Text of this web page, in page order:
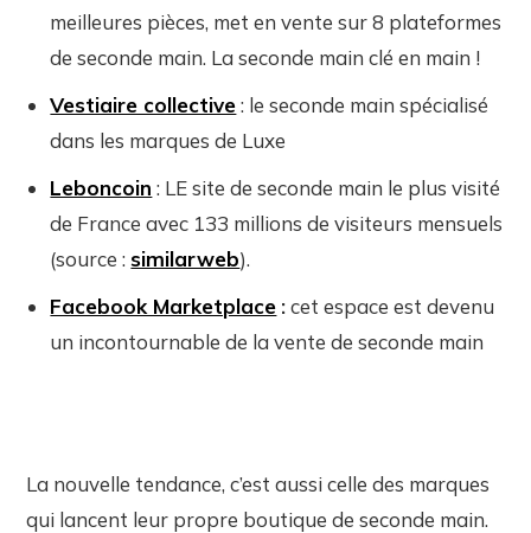
meilleures pièces, met en vente sur 8 plateformes
de seconde main. La seconde main clé en main !
Vestiaire collective: le seconde main spécialisé
dans les marques de Luxe
Leboncoin : LE site de seconde main le plus visité
de France avec 133 millions de visiteurs mensuels
(source :similarweb).
Facebook Marketplace :cet espace est devenu
un incontournable de la vente de seconde main
La nouvelle tendance, c’est aussi celle des marques
qui lancent leur propre boutique de seconde main.